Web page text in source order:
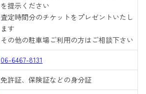
を提示ください
査定時間分のチケットをプレゼントいたし
ます
その他の駐車場ご利用の方はご相談下さい
06-6467-8131
免許証、保険証などの身分証